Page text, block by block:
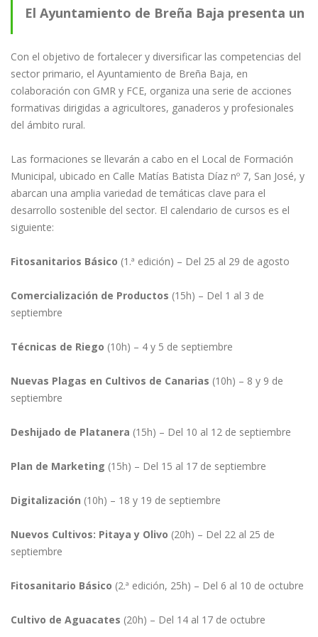
El Ayuntamiento de Breña Baja presenta un
completo programa de formación para el
sector primario
Con el objetivo de fortalecer y diversificar las competencias del
sector primario, el Ayuntamiento de Breña Baja, en
colaboración con GMR y FCE, organiza una serie de acciones
formativas dirigidas a agricultores, ganaderos y profesionales
del ámbito rural.
Las formaciones se llevarán a cabo en el Local de Formación
Municipal, ubicado en Calle Matías Batista Díaz nº 7, San José, y
abarcan una amplia variedad de temáticas clave para el
desarrollo sostenible del sector. El calendario de cursos es el
siguiente:
Fitosanitarios Básico (1.ª edición) – Del 25 al 29 de agosto
Comercialización de Productos (15h) – Del 1 al 3 de
septiembre
Técnicas de Riego (10h) – 4 y 5 de septiembre
Nuevas Plagas en Cultivos de Canarias (10h) – 8 y 9 de
septiembre
Deshijado de Platanera (15h) – Del 10 al 12 de septiembre
Plan de Marketing (15h) – Del 15 al 17 de septiembre
Digitalización (10h) – 18 y 19 de septiembre
Nuevos Cultivos: Pitaya y Olivo (20h) – Del 22 al 25 de
septiembre
Fitosanitario Básico (2.ª edición, 25h) – Del 6 al 10 de octubre
Cultivo de Aguacates (20h) – Del 14 al 17 de octubre